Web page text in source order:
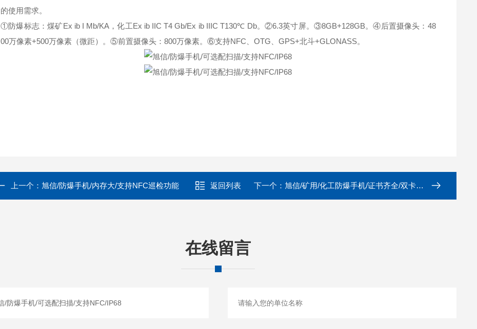
的使用需求。
①防爆标志：煤矿Ex ib I Mb/KA，化工Ex ib IIC T4 Gb/Ex ib IIIC T130℃ Db。②6.3英寸屏。③8GB+128GB。④后置摄像头：48
00万像素+500万像素（微距）。⑤前置摄像头：800万像素。⑥支持NFC、OTG、GPS+北斗+GLONASS。
上一个： 旭信/防爆手机/内存大/支持NFC巡检功能 返回列表 下一个： 旭信/矿用/化工防爆手机/证书齐全/双卡双待
在线留言